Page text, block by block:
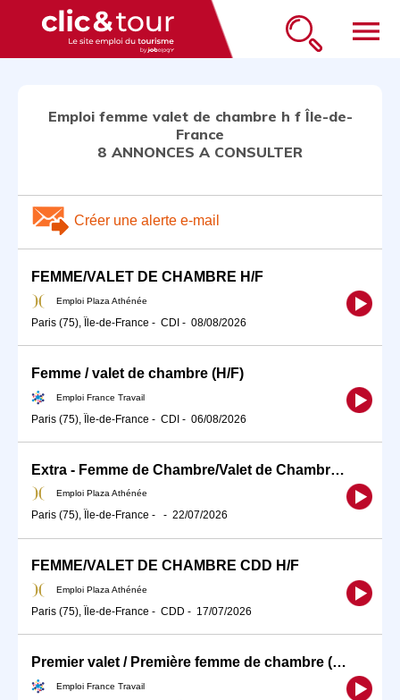
menu
Emploi femme valet de chambre h f Île-de-
France
8 ANNONCES A CONSULTER
Créer une alerte e-mail
FEMME/VALET DE CHAMBRE H/F
Emploi Plaza Athénée
Paris (75), Île-de-France - CDI - 08/08/2026
Femme / valet de chambre (H/F)
Emploi France Travail
Paris (75), Île-de-France - CDI - 06/08/2026
Extra - Femme de Chambre/Valet de Chambre H/F
Emploi Plaza Athénée
Paris (75), Île-de-France - - 22/07/2026
FEMME/VALET DE CHAMBRE CDD H/F
Emploi Plaza Athénée
Paris (75), Île-de-France - CDD - 17/07/2026
Premier valet / Première femme de chambre (H/F)
Emploi France Travail